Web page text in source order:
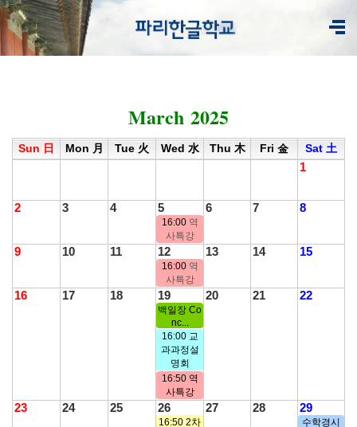
March 2025
1 2 3 4 5 6 8 9 10 11 12
Sun 日 Mon 月 Tue 火 Wed 水 Thu 木 Fri 金 Sat 土
1
2 3 4 5
16:00 역
사특강
6 7 8
9 10 11 12
16:00 역
사특강
13 14 15
16 17 18 19
백일장 Co
nc...
16:00 교
과과정설
명회
16:50 역
사특강
20 21 22
23 24 25 26
16:50 2차
27 28 29
수학경시